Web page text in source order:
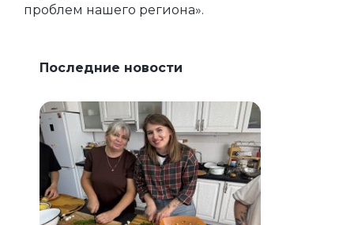
проблем нашего региона».
Последние новости